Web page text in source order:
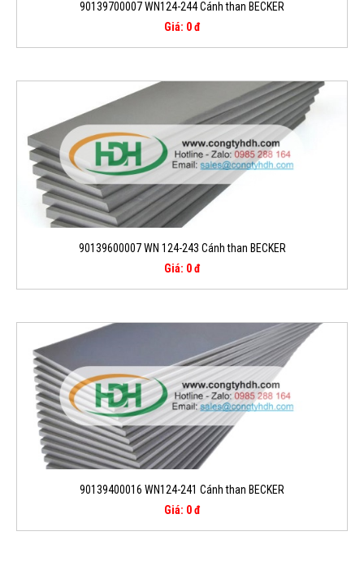
90139700007 WN124-244 Cánh than BECKER
Giá: 0 đ
90139600007 WN 124-243 Cánh than BECKER
Giá: 0 đ
90139400016 WN124-241 Cánh than BECKER
Giá: 0 đ